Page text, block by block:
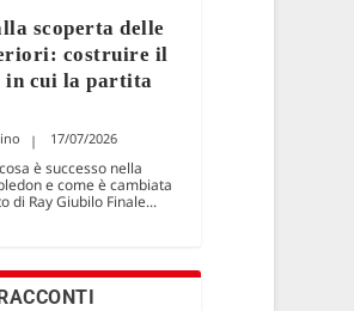
scoperta delle
costruire il
in cui la partita
17/07/2026
è successo nella
e come è cambiata
di Ray Giubilo Finale...